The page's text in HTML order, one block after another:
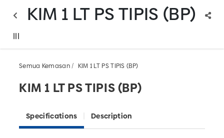
KIM 1 LT PS TIPIS (BP)
Semua Kemasan KIM 1 LT PS TIPIS (BP)
KIM 1 LT PS TIPIS (BP)
Specifications Description